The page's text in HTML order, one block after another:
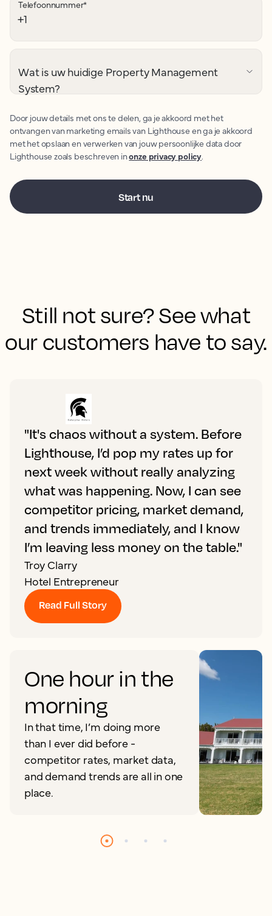
Telefoonnummer*
Wat is uw huidige Property Management
System?
Door jouw details met ons te delen, ga je akkoord met het
ontvangen van marketing emails van Lighthouse en ga je akkoord
met het opslaan en verwerken van jouw persoonlijke data door
Lighthouse zoals beschreven inonze privacy policy.
Still not sure? See what
our customers have to say.
"It's chaos without a system. Before
Lighthouse, I’d pop my rates up for
next week without really analyzing
what was happening. Now, I can see
competitor pricing, market demand,
and trends immediately, and I know
I’m leaving less money on the table."
Troy Clarry
Hotel Entrepreneur
Read Full Story
One hour in the
morning
In that time, I’m doing more
than I ever did before -
competitor rates, market data,
and demand trends are all in one
place.